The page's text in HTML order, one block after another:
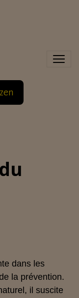
dans les
la prévention.
il suscite